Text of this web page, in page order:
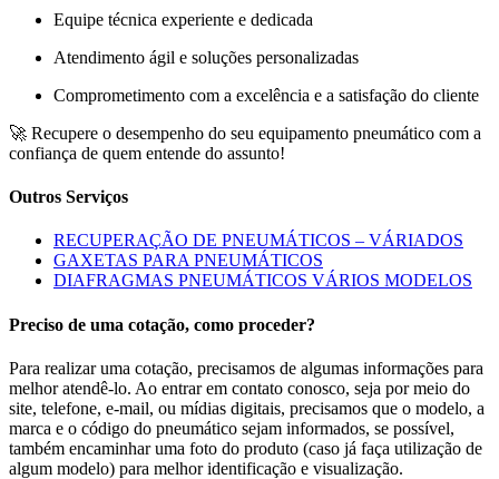
Equipe técnica experiente e dedicada
Atendimento ágil e soluções personalizadas
Comprometimento com a excelência e a satisfação do cliente
🚀 Recupere o desempenho do seu equipamento pneumático com a
confiança de quem entende do assunto!
Outros Serviços
RECUPERAÇÃO DE PNEUMÁTICOS – VÁRIADOS
GAXETAS PARA PNEUMÁTICOS
DIAFRAGMAS PNEUMÁTICOS VÁRIOS MODELOS
Preciso de uma cotação, como proceder?
Para realizar uma cotação, precisamos de algumas informações para
melhor atendê-lo. Ao entrar em contato conosco, seja por meio do
site, telefone, e-mail, ou mídias digitais, precisamos que o modelo, a
marca e o código do pneumático sejam informados, se possível,
também encaminhar uma foto do produto (caso já faça utilização de
algum modelo) para melhor identificação e visualização.